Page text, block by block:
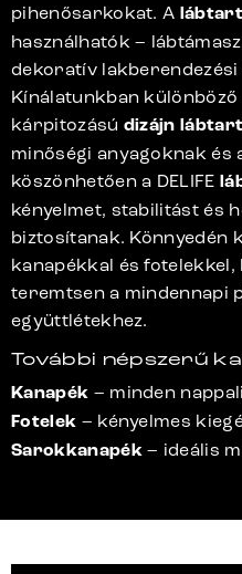
pihenősarkokat. A
használhatók –
dekoratív
Kínálatunkban
kárpitozású dizájn
minőségi anyagoknak és
köszönhetően a DELIFE
kényelmet, stabilitást és
biztosítanak. Könnyedén
kanapékkal és
teremtsen a mindennapi
együttlétekhez.
További népszerű
Kanapék – minden
Fotelek – kényelmes
Sarokkanapék – ideális